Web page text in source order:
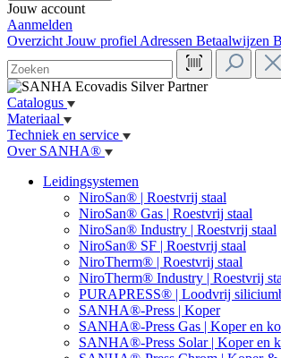
Jouw account
Aanmelden
Overzicht Jouw profiel Adressen Betaalwijzen
Catalogus
Materiaal
Techniek en service
Over SANHA®
Leidingsystemen
NiroSan® | Roestvrij staal
NiroSan® Gas | Roestvrij staal
NiroSan® Industry | Roestvrij staal
NiroSan® SF | Roestvrij staal
NiroTherm® | Roestvrij staal
NiroTherm® Industry | Roestvrij
PURAPRESS® | Loodvrij
SANHA®-Press | Koper
SANHA®-Press Gas | Koper en
SANHA®-Press Solar | Koper en